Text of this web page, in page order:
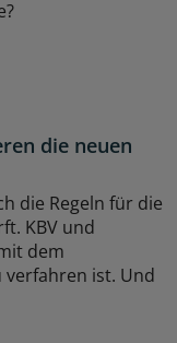
die neuen
die Regeln für die
KBV und
dem
verfahren ist. Und